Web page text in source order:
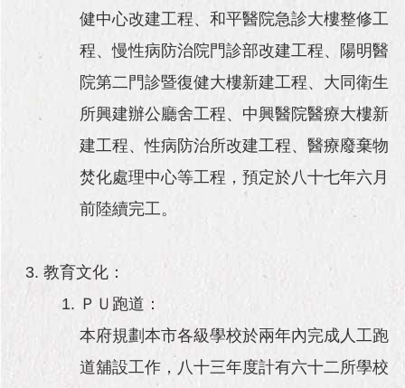
健中心改建工程、和平醫院急診大樓整修工
程、慢性病防治院門診部改建工程、陽明醫
院第二門診暨復健大樓新建工程、大同衛生
所興建辦公廳舍工程、中興醫院醫療大樓新
建工程、性病防治所改建工程、醫療廢棄物
焚化處理中心等工程，預定於八十七年六月
前陸續完工。
教育文化：
ＰＵ跑道：
本府規劃本市各級學校於兩年內完成人工跑
道舖設工作，八十三年度計有六十二所學校